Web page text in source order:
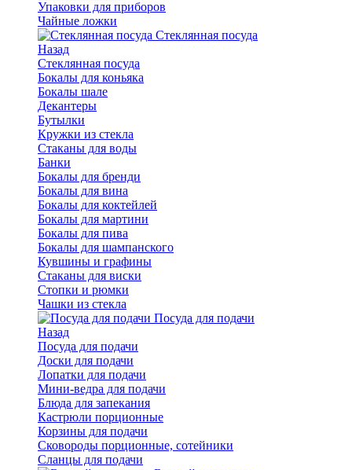
Упаковки для приборов
Чайные ложки
Стеклянная посуда
Назад
Стеклянная посуда
Бокалы для коньяка
Бокалы шале
Декантеры
Бутылки
Кружки из стекла
Стаканы для воды
Банки
Бокалы для бренди
Бокалы для вина
Бокалы для коктейлей
Бокалы для мартини
Бокалы для пива
Бокалы для шампанского
Кувшины и графины
Стаканы для виски
Стопки и рюмки
Чашки из стекла
Посуда для подачи
Назад
Посуда для подачи
Доски для подачи
Лопатки для подачи
Мини-ведра для подачи
Блюда для запекания
Кастрюли порционные
Корзины для подачи
Сковороды порционные, сотейники
Сланцы для подачи